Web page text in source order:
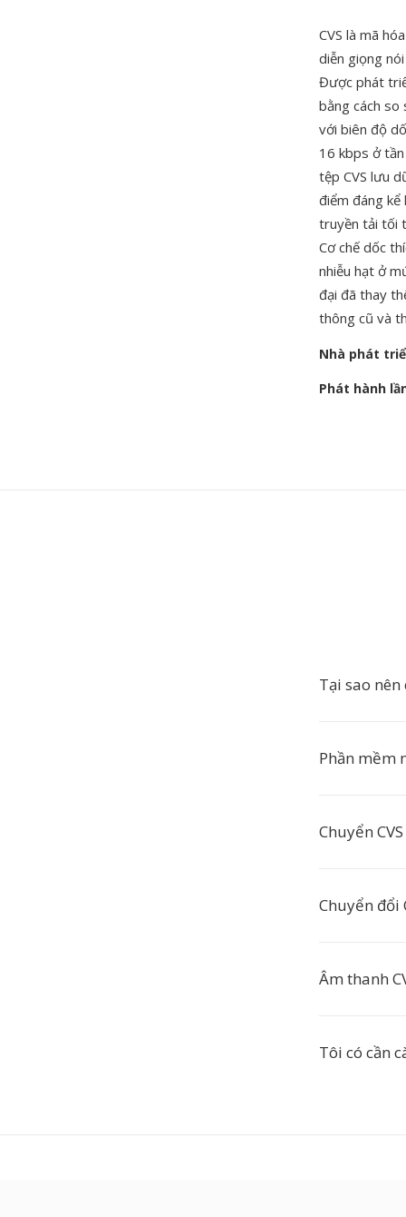
CVS là mã
diễn giọng
Được phát
bằng cách
với biên độ
16 kbps ở tần
tệp CVS lưu
điểm đáng
truyền tải tối
Cơ chế dốc
nhiễu hạt ở
đại đã thay
thông cũ và
Nhà phát
Phát hành
Tại sao nên
Phần mềm
Chuyển
Chuyển đổi
Âm thanh
Tôi có cần